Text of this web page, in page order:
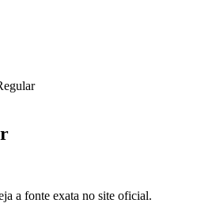
a fonte exata no site oficial.